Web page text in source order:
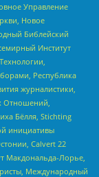
Управление
Новое
Библейский
Институт
Республика
журналистики,
Отношений,
Бёлля, Stichting
инициативы
Calvert 22
Макдональда-Лорье,
Международный